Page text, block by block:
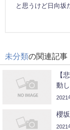
と思うけど日向坂
未分類の関連記事
【
動
2021
櫻
2021